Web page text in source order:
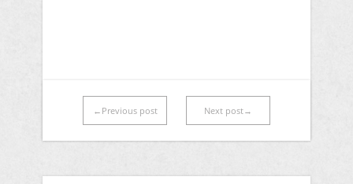
←Previous post Next post→